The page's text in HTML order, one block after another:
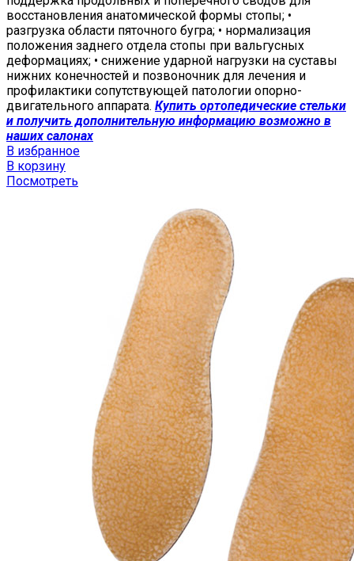
восстановления анатомической формы стопы; •
разгрузка области пяточного бугра; • нормализация
положения заднего отдела стопы при вальгусных
деформациях; • снижение ударной нагрузки на суставы
нижних конечностей и позвоночник для лечения и
профилактики сопутствующей патологии опорно-
двигательного аппарата. Купить ортопедические стельки
и получить дополнительную информацию возможно в
наших салонах
В избранное
В корзину
Посмотреть